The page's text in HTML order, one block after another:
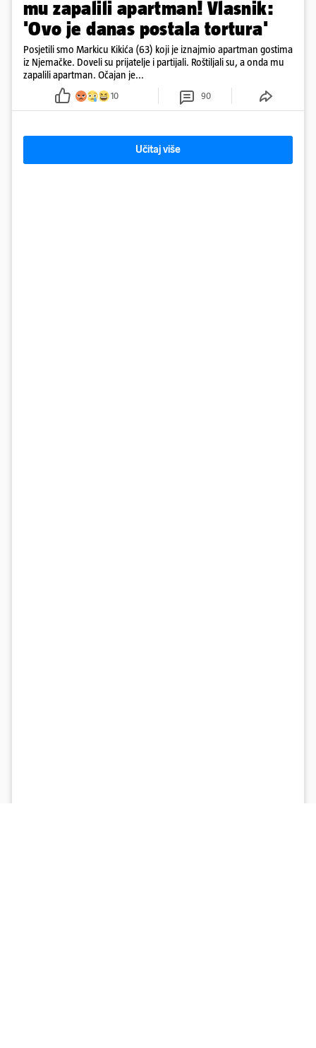
mu zapalili apartman! Vlasnik:
'Ovo je danas postala tortura'
Posjetili smo Markicu Kikića (63) koji je iznajmio apartman gostima
iz Njemačke. Doveli su prijatelje i partijali. Roštiljali su, a onda mu
zapalili apartman. Očajan je...
10 90
Učitaj više